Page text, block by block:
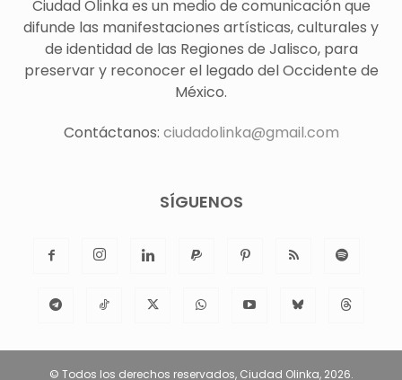
Ciudad Olinka es un medio de comunicación que
difunde las manifestaciones artísticas, culturales y
de identidad de las Regiones de Jalisco, para
preservar y reconocer el legado del Occidente de
México.
Contáctanos: ciudadolinka@gmail.com
SÍGUENOS
© Todos los derechos reservados, Ciudad Olinka, 2026.